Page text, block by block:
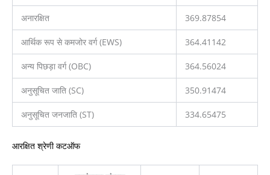
अनारक्षित 369.87854
आर्थिक रूप से कमजोर वर्ग (EWS) 364.41142
अन्य पिछड़ा वर्ग (OBC) 364.56024
अनुसूचित जाति (SC) 350.91474
अनुसूचित जनजाति (ST) 334.65475
आरक्षित श्रेणी कटऑफ